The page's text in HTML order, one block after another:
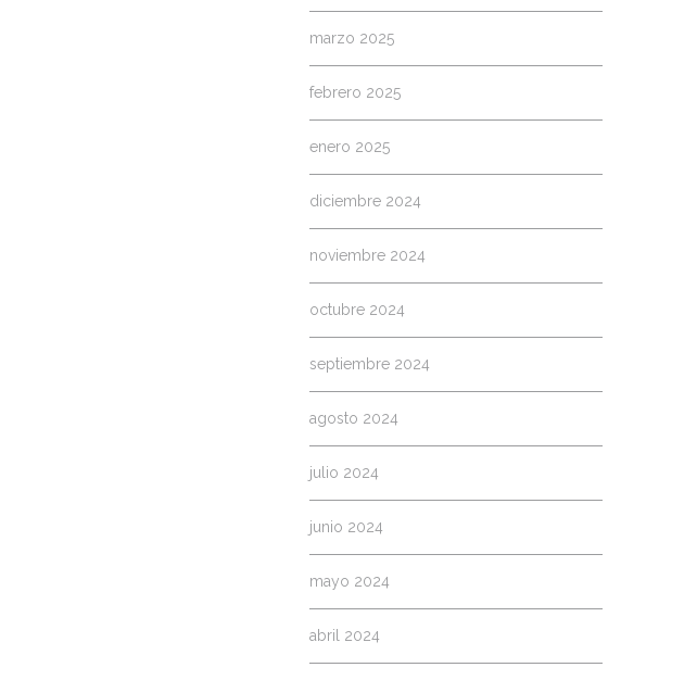
marzo 2025
febrero 2025
enero 2025
diciembre 2024
noviembre 2024
octubre 2024
septiembre 2024
agosto 2024
julio 2024
junio 2024
mayo 2024
abril 2024